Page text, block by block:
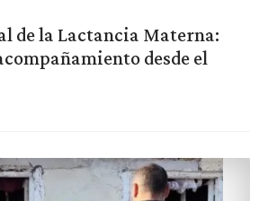
de la Lactancia Materna:
desde el